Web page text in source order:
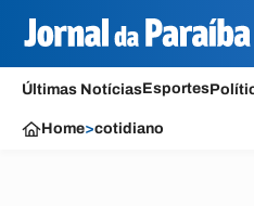
Últimas NotíciasEsportes
Home>cotidiano